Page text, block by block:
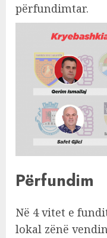
përfundimtar.
Përfundim
Në 4 vitet e
lokal zënë